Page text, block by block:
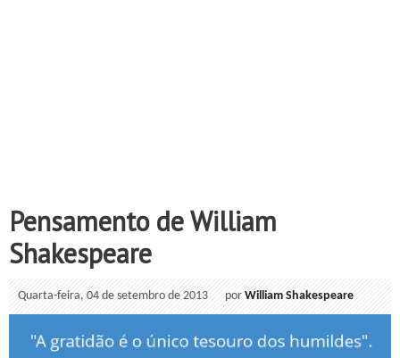
Pensamento de William
Shakespeare
Quarta-feira, 04 de setembro de 2013 porWilliam Shakespeare